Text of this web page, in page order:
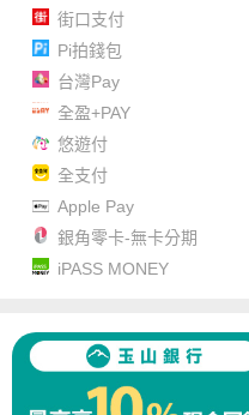
街口支付
Pi拍錢包
台灣Pay
全盈+PAY
悠遊付
全支付
Apple Pay
銀角零卡-無卡分期
iPASS MONEY